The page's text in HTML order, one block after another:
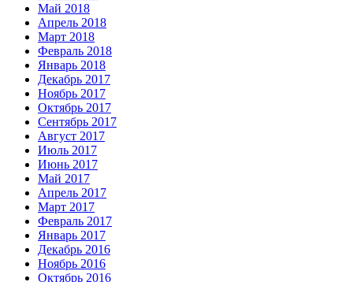
Май 2018
Апрель 2018
Март 2018
Февраль 2018
Январь 2018
Декабрь 2017
Ноябрь 2017
Октябрь 2017
Сентябрь 2017
Август 2017
Июль 2017
Июнь 2017
Май 2017
Апрель 2017
Март 2017
Февраль 2017
Январь 2017
Декабрь 2016
Ноябрь 2016
Октябрь 2016